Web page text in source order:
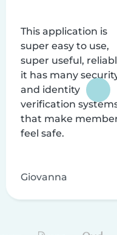
This application is
super easy to use,
super useful,
it has many
and identity
verification
that make
feel safe.
Giovanna